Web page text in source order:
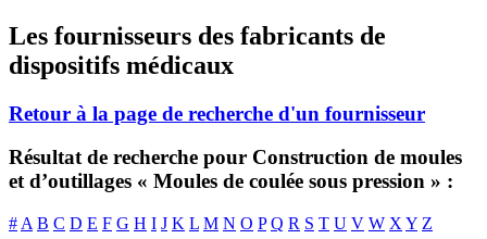
Les fournisseurs des fabricants de
dispositifs médicaux
Retour à la page de recherche d'un fournisseur
Résultat de recherche pour Construction de moules
et d’outillages « Moules de coulée sous pression » :
# A B C D E F G H I J K L M N O P Q R S T U V W X Y Z